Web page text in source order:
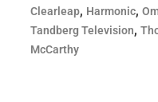
Clearleap, Harmonic,
Tandberg Television,
McCarthy